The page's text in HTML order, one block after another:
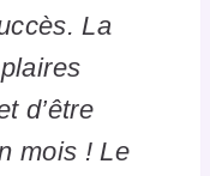
La
d’être
mois ! Le